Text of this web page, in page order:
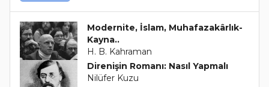
Modernite, İslam, Muhafazakârlık-
Kayna..
H. B. Kahraman
Direnişin Romanı: Nasıl Yapmalı
Nilüfer Kuzu